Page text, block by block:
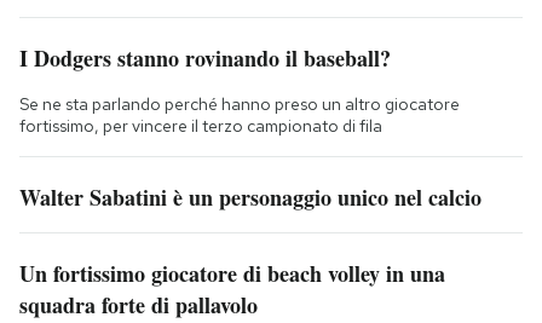
I Dodgers stanno rovinando il baseball?
Se ne sta parlando perché hanno preso un altro giocatore
fortissimo, per vincere il terzo campionato di fila
Walter Sabatini è un personaggio unico nel calcio
Un fortissimo giocatore di beach volley in una
squadra forte di pallavolo